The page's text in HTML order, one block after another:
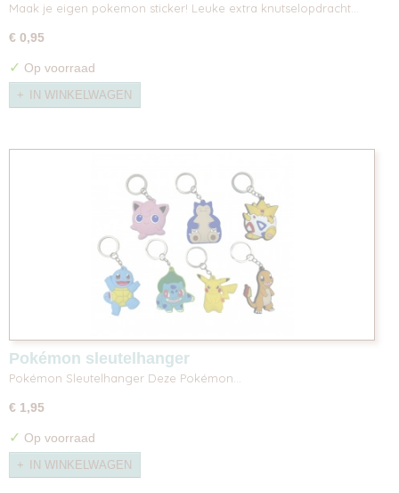
Maak je eigen pokemon sticker! Leuke extra knutselopdracht…
€ 0,95
✓ Op voorraad
IN WINKELWAGEN
Pokémon sleutelhanger
Pokémon Sleutelhanger Deze Pokémon…
€ 1,95
✓ Op voorraad
IN WINKELWAGEN